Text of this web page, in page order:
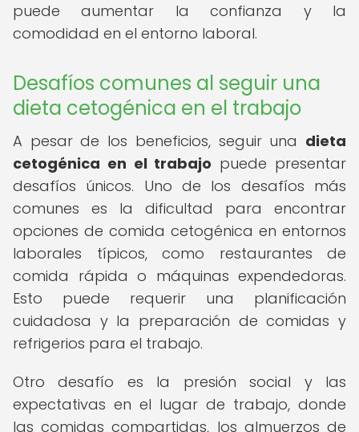
puede aumentar la confianza y la
comodidad en el entorno laboral.
Desafíos comunes al seguir una
dieta cetogénica en el trabajo
A pesar de los beneficios, seguir una dieta
cetogénica en el trabajo puede presentar
desafíos únicos. Uno de los desafíos más
comunes es la dificultad para encontrar
opciones de comida cetogénica en entornos
laborales típicos, como restaurantes de
comida rápida o máquinas expendedoras.
Esto puede requerir una planificación
cuidadosa y la preparación de comidas y
refrigerios para el trabajo.
Otro desafío es la presión social y las
expectativas en el lugar de trabajo, donde
las comidas compartidas, los almuerzos de